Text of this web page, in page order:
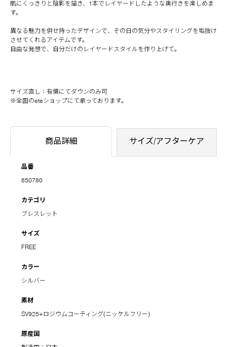
肌にくっきりと陰影を描き、1本でレイヤードしたような奥行きを楽しめま
す。
異なる魅力を併せ持ったデザインで、その日の気分やスタイリングを垢抜け
させてくれるアイテムです。
自由な発想で、自分だけのレイヤードスタイルを作り上げて。
サイズ直し：有償にてダウンのみ可
※全国のeteショップにて承っております。
商品詳細 サイズ/アフターケア
品番
850780
カテゴリ
ブレスレット
サイズ
FREE
カラー
シルバー
素材
SV925+ロジウムコーティング(ニッケルフリー)
原産国